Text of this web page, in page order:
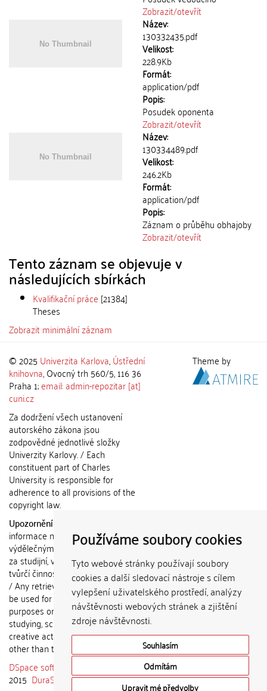
Používáme soubory cookies
Tyto webové stránky používají soubory
cookies a další sledovací nástroje s cílem
vylepšení uživatelského prostředí, analýzy
návštěvnosti webových stránek a zjištění
zdroje návštěvnosti.
Souhlasím
Odmítám
Upravit mé předvolby
Zobrazit/otevřít
Název:
130332435.pdf
Velikost:
228.9Kb
Formát:
application/pdf
Popis:
Posudek oponenta
Zobrazit/otevřít
Název:
130334489.pdf
Velikost:
246.2Kb
Formát:
application/pdf
Popis:
Záznam o průběhu obhajoby
Zobrazit/otevřít
Tento záznam se objevuje v
následujících sbírkách
Kvalifikační práce [21384]
Theses
Zobrazit minimální záznam
© 2025 Univerzita Karlova,Ústřední
knihovna, Ovocný trh 560/5, 116 36
Praha 1;email: admin-repozitar [at]
cuni.cz
Za dodržení všech ustanovení
autorského zákona jsou
zodpovědné jednotlivé složky
Univerzity Karlovy. / Each
constituent part of Charles
University is responsible for
adherence to all provisions of the
copyright law.
Upozornění / Notice:
informace nemohou být použity k
výdělečným účelům nebo vydávány
za studijní, vědeckou nebo jinou
tvůrčí činnost jiné osoby než autora.
/ Any retrieved information shall not
be used for any commercial
purposes or claimed as results of
studying, scientific or any other
creative activities of any person
other than the author.
DSpace software
copyright © 2002-
2015 DuraSpace
Theme by